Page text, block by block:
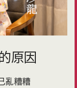
原因
亂糟糟